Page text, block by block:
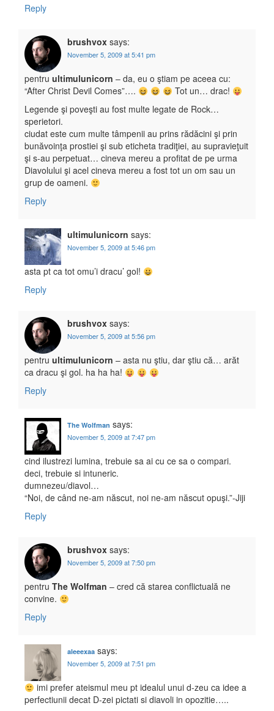
Reply
brushvox says:
November 5, 2009 at 5:41 pm
pentru ultimulunicorn – da, eu o ştiam pe aceea cu:
“After Christ Devil Comes”….
Tot un… drac!
Legende şi poveşti au fost multe legate de Rock…
sperietori.
ciudat este cum multe tâmpenii au prins rădăcini şi prin
bunăvoinţa prostiei şi sub eticheta tradiţiei, au supravieţuit
şi s-au perpetuat… cineva mereu a profitat de pe urma
Diavolului şi acel cineva mereu a fost tot un om sau un
grup de oameni.
Reply
ultimulunicorn says:
November 5, 2009 at 5:46 pm
asta pt ca tot omu’i dracu’ gol!
Reply
brushvox says:
November 5, 2009 at 5:56 pm
pentru ultimulunicorn – asta nu ştiu, dar ştiu că… arăt
ca dracu şi gol. ha ha ha!
Reply
The Wolfman says:
November 5, 2009 at 7:47 pm
cind ilustrezi lumina, trebuie sa ai cu ce sa o compari.
deci, trebuie si intuneric.
dumnezeu/diavol…
“Noi, de când ne-am născut, noi ne-am născut opuşi.”-Jiji
Reply
brushvox says:
November 5, 2009 at 7:50 pm
pentru The Wolfman – cred că starea conflictuală ne
convine.
Reply
aleeexaa says:
November 5, 2009 at 7:51 pm
imi prefer ateismul meu pt idealul unui d-zeu ca idee a
perfectiunii decat D-zei pictati si diavoli in opozitie…..